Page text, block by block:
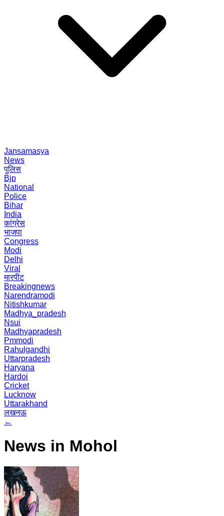
Jansamasya
News
पुलिस
Bjp
National
Police
Bihar
India
कांग्रेस
भाजपा
Congress
Modi
Delhi
Viral
मारपीट
Breakingnews
Narendramodi
Nitishkumar
Madhya_pradesh
Nsui
Madhyapradesh
Pmmodi
Rahulgandhi
Uttarpradesh
Haryana
Hardoi
Cricket
Lucknow
Uttarakhand
लखनऊ
←
News in Mohol